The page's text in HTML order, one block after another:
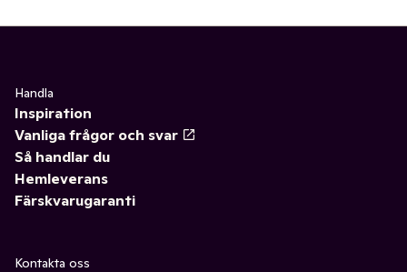
Handla
Inspiration
Vanliga frågor och svar
Så handlar du
Hemleverans
Färskvarugaranti
Kontakta oss